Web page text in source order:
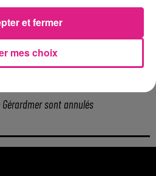
son feu d’artifice
voir ce phénomène en Lorraine ?
sont annulés
mes choix
et fermer